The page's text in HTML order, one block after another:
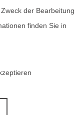
der Bearbeitung
finden Sie in